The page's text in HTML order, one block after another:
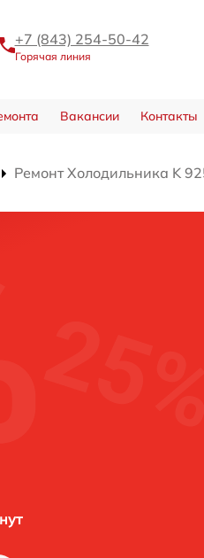
+7 (843) 254-50-42
Горячая линия
Вакансии Контакты
Ремонт Холодильника K